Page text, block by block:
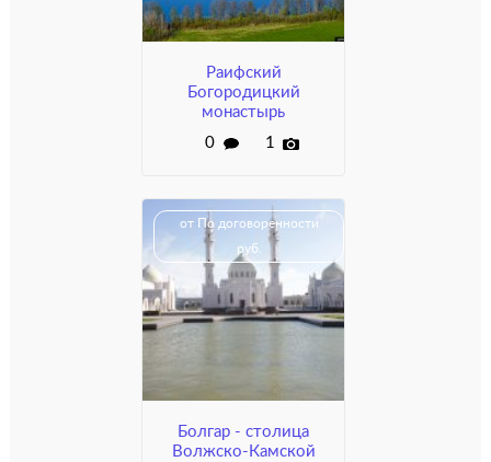
Раифский
Богородицкий
монастырь
0
1
Болгар - столица
Волжско-Камской
от По договоренности
руб.